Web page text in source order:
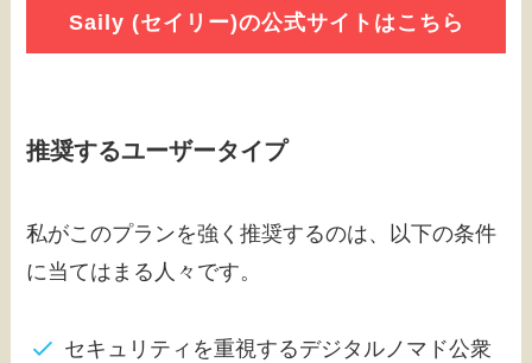
Saily (セイリー)の公式サイトはこちら
推奨するユーザータイプ
私がこのプランを強く推奨するのは、以下の条件
に当てはまる人々です。
セキュリティを重視するデジタルノマド公衆